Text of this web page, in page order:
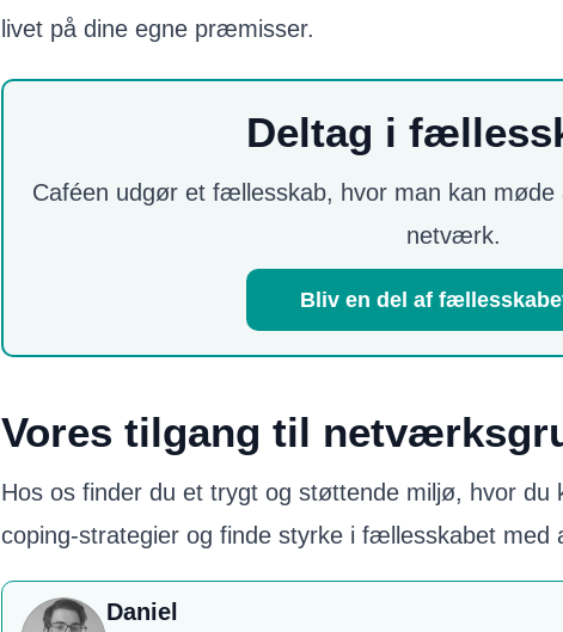
livet på dine egne præmisser.
Deltag i
Caféen udgør et fællesskab, hvor man kan
netværk.
Bliv en del af
Vores tilgang til
Hos os finder du et trygt og støttende miljø, hvor
coping-strategier og finde styrke i fællesskabet med
Daniel